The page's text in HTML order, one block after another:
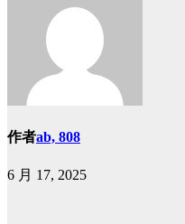
作者ab, 808
6 月 17, 2025